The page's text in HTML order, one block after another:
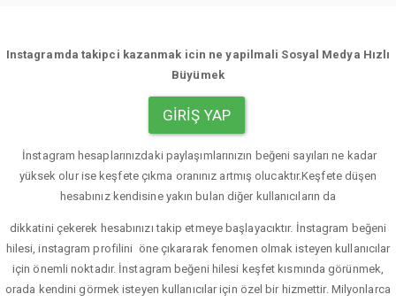
Instagramda takipci kazanmak icin ne yapilmali Sosyal Medya Hızlı
Büyümek
GIRIŞ YAP
İnstagram hesaplarınızdaki paylaşımlarınızın beğeni sayıları ne kadar
yüksek olur ise keşfete çıkma oranınız artmış olucaktır.Keşfete düşen
hesabınız kendisine yakın bulan diğer kullanıcıların da
dikkatini çekerek hesabınızı takip etmeye başlayacıktır. İnstagram beğeni
hilesi, instagram profilini öne çıkararak fenomen olmak isteyen kullanıcılar
için önemli noktadır. İnstagram beğeni hilesi keşfet kısmında görünmek,
orada kendini görmek isteyen kullanıcılar için özel bir hizmettir. Milyonlarca